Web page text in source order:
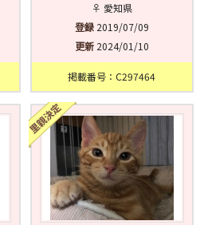
♀ 愛知県
登録2019/07/09
更新2024/01/10
掲載番号：C297464